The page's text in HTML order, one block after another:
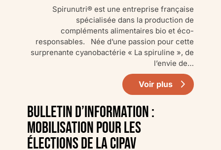
Spirunutri® est une entreprise française
spécialisée dans la production de
compléments alimentaires bio et éco-
responsables. Née d’une passion pour cette
surprenante cyanobactérie « La spiruline », de
l’envie de…
Voir plus
Bulletin d’information :
Mobilisation pour les
élections de la CIPAV